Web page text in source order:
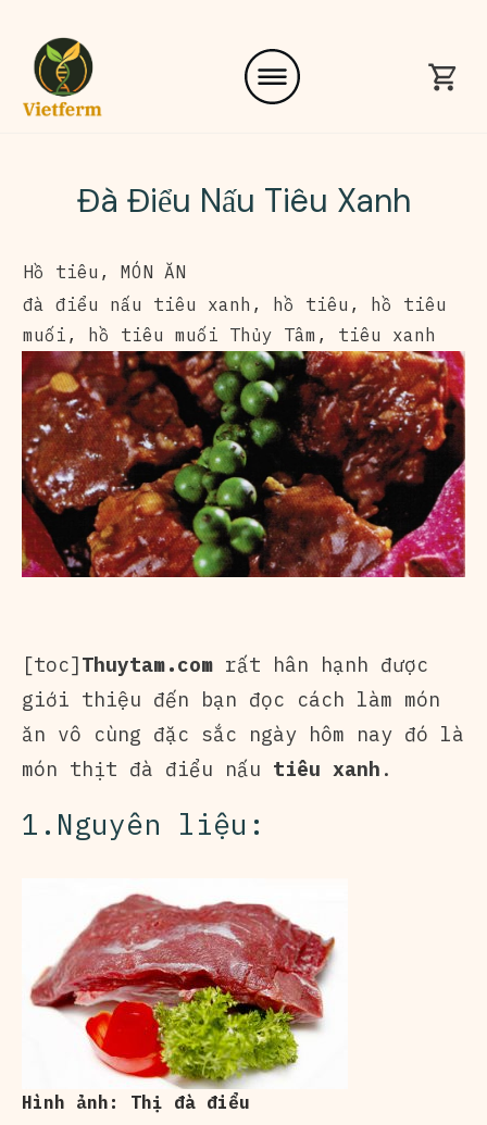
Đà Điểu Nấu Tiêu Xanh
Hồ tiêu , MÓN ĂN
đà điểu nấu tiêu xanh , hồ tiêu , hồ tiêu
muối , hồ tiêu muối Thủy Tâm , tiêu xanh
[toc]Thuytam.com rất hân hạnh được
giới thiệu đến bạn đọc cách làm món
ăn vô cùng đặc sắc ngày hôm nay đó là
món thịt đà điểu nấu tiêu xanh .
1.Nguyên liệu:
Hình ảnh: Thị đà điểu